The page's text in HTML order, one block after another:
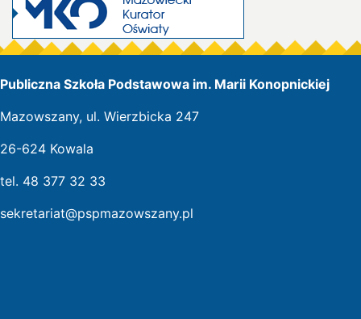
Publiczna Szkoła Podstawowa im. Marii Konopnickiej
Mazowszany, ul. Wierzbicka 247
26-624 Kowala
tel. 48 377 32 33
sekretariat@pspmazowszany.pl